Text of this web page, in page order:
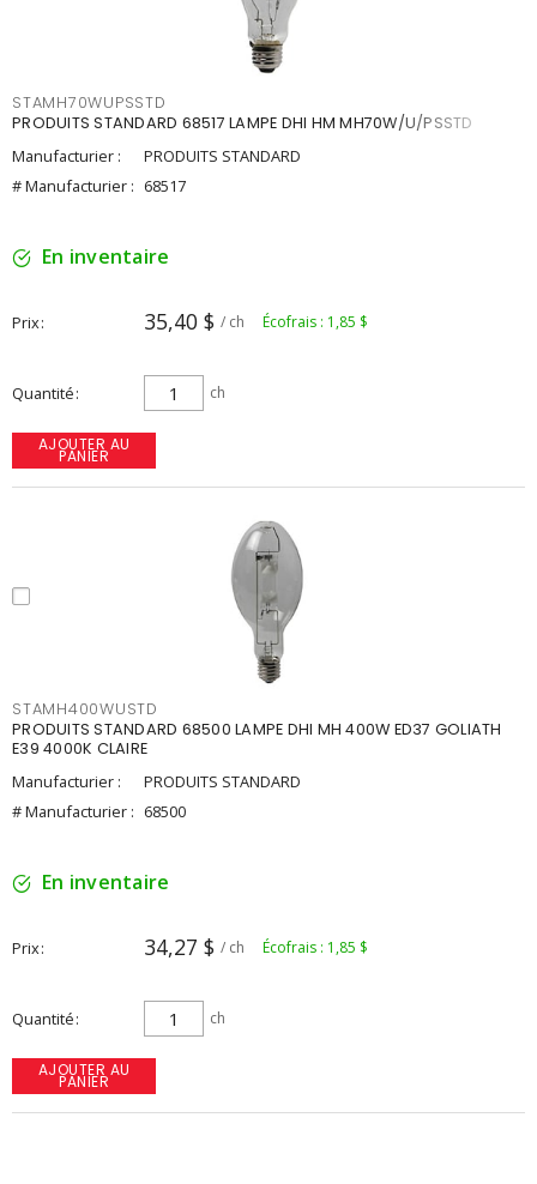
STAMH70WUPSSTD
PRODUITS STANDARD 68517 LAMPE DHI HM MH70W/U/PSSTD
Manufacturier :
PRODUITS STANDARD
# Manufacturier : 68517
En inventaire
Prix 35,40 $ / ch Écofrais : 1,85 $
Quantité ch
AJOUTER AU
PANIER
STAMH400WUSTD
PRODUITS STANDARD 68500 LAMPE DHI MH 400W ED37 GOLIATH
E39 4000K CLAIRE
Manufacturier :
PRODUITS STANDARD
# Manufacturier : 68500
En inventaire
Prix 34,27 $ / ch Écofrais : 1,85 $
Quantité ch
AJOUTER AU
PANIER